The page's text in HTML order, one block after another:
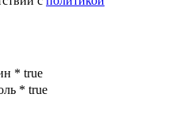
* true
* true